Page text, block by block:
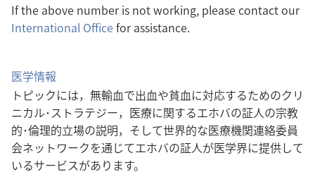
If the above number is not working, please contact our
International Office for assistance.
医学情報
トピックには，無輸血で出血や貧血に対応するためのクリ
ニカル･ストラテジー，医療に関するエホバの証人の宗教
的･倫理的立場の説明，そして世界的な医療機関連絡委員
会ネットワークを通じてエホバの証人が医学界に提供して
いるサービスがあります。